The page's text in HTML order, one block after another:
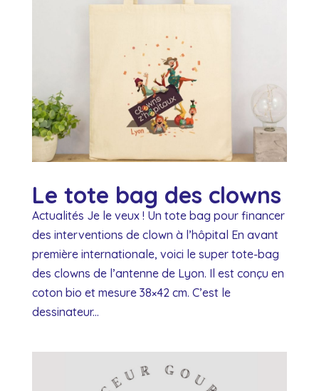
Le tote bag des clowns
Actualités Je le veux ! Un tote bag pour financer
des interventions de clown à l’hôpital En avant
première internationale, voici le super tote-bag
des clowns de l’antenne de Lyon. Il est conçu en
coton bio et mesure 38×42 cm. C’est le
dessinateur...